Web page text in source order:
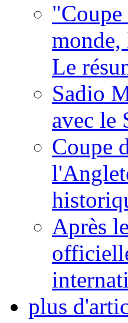
monde,
Le
Sadio
avec le
Coupe
Après
plus